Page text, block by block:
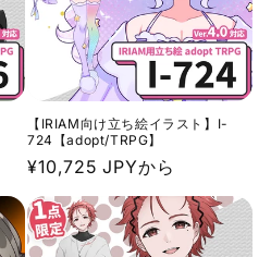
【IRIAM向け立ち絵イラスト】I-
724【adopt/TRPG】
通
常
価
格
¥10,725 JPYから